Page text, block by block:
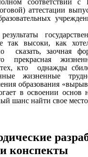
соответствии
аттестации
так высоки, как
сказать, заочная
прекрасная
тех, кто однажды
жизненные
образования
в освоении основ
шанс найти свое
конспекты